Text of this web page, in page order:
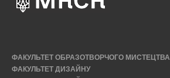
ФАКУЛЬТЕТ ОБРАЗОТВОРЧОГО МИСТЕЦТВА
ФАКУЛЬТЕТ ДИЗАЙНУ